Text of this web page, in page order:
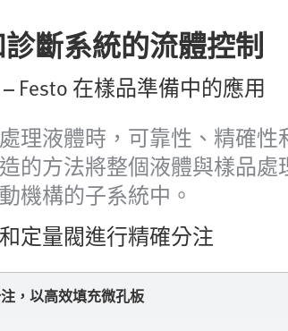
斷系統的流體控制
Festo 在樣品準備中的應用
理液體時，可靠性、精確
的方法將整個液體與樣品
機構的子系統中。
定量閥進行精確分注
，以高效填充微孔板